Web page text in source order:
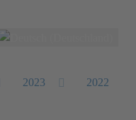
2023 2022